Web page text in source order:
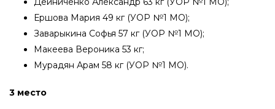
Ершова Мария 49 кг (УОР №1 МО);
Заварыкина Софья 57 кг (УОР №1 МО);
Макеева Вероника 53 кг;
Мурадян Арам 58 кг (УОР №1 МО).
3 место